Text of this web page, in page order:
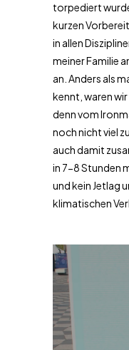
torpediert
kurzen
in allen
meiner Familie
an. Anders als
kennt, waren wir
denn vom
noch nicht viel
auch damit
in 7-8 Stunden
und kein Jetlag
klimatischen